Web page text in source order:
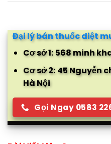
Đại lý bán thuốc diệt
Cơ sở 1: 568 minh
Cơ sở 2: 45 Nguyễn
Hà Nội
Gọi Ngay 0583